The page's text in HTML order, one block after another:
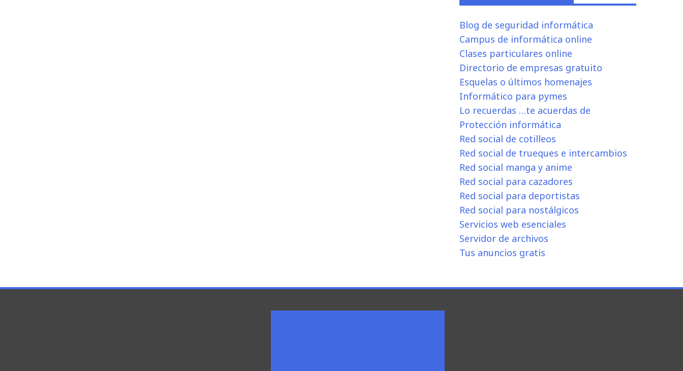
Blog de seguridad informática
Campus de informática online
Clases particulares online
Directorio de empresas gratuito
Esquelas o últimos homenajes
Informático para pymes
Lo recuerdas …te acuerdas de
Protección informática
Red social de cotilleos
Red social de trueques e intercambios
Red social manga y anime
Red social para cazadores
Red social para deportistas
Red social para nostálgicos
Servicios web esenciales
Servidor de archivos
Tus anuncios gratis